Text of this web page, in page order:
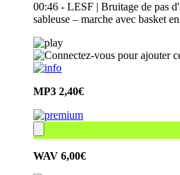
00:46 - LESF | Bruitage de pas
sableuse – marche avec basket
MP3 2,40€
WAV 6,00€